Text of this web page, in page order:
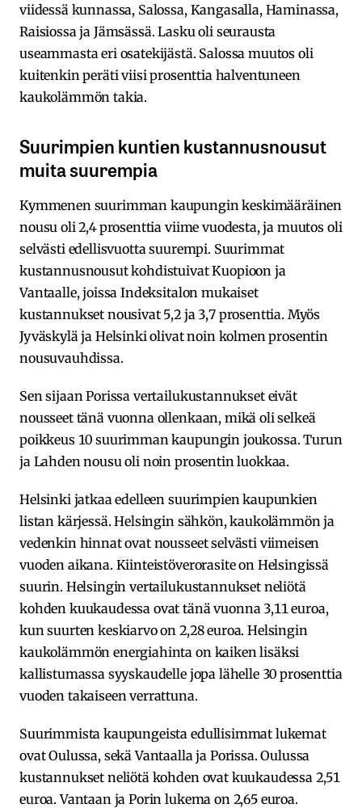
viidessä kunnassa, Salossa, Kangasalla, Haminassa,
Raisiossa ja Jämsässä. Lasku oli seurausta
useammasta eri osatekijästä. Salossa muutos oli
kuitenkin peräti viisi prosenttia halventuneen
kaukolämmön takia.
Suurimpien kuntien kustannusnousut
muita suurempia
Kymmenen suurimman kaupungin keskimääräinen
nousu oli 2,4 prosenttia viime vuodesta, ja muutos oli
selvästi edellisvuotta suurempi. Suurimmat
kustannusnousut kohdistuivat Kuopioon ja
Vantaalle, joissa Indeksitalon mukaiset
kustannukset nousivat 5,2 ja 3,7 prosenttia. Myös
Jyväskylä ja Helsinki olivat noin kolmen prosentin
nousuvauhdissa.
Sen sijaan Porissa vertailukustannukset eivät
nousseet tänä vuonna ollenkaan, mikä oli selkeä
poikkeus 10 suurimman kaupungin joukossa. Turun
ja Lahden nousu oli noin prosentin luokkaa.
Helsinki jatkaa edelleen suurimpien kaupunkien
listan kärjessä. Helsingin sähkön, kaukolämmön ja
vedenkin hinnat ovat nousseet selvästi viimeisen
vuoden aikana. Kiinteistöverorasite on Helsingissä
suurin. Helsingin vertailukustannukset neliötä
kohden kuukaudessa ovat tänä vuonna 3,11 euroa,
kun suurten keskiarvo on 2,28 euroa. Helsingin
kaukolämmön energiahinta on kaiken lisäksi
kallistumassa syyskaudelle jopa lähelle 30 prosenttia
vuoden takaiseen verrattuna.
Suurimmista kaupungeista edullisimmat lukemat
ovat Oulussa, sekä Vantaalla ja Porissa. Oulussa
kustannukset neliötä kohden ovat kuukaudessa 2,51
euroa. Vantaan ja Porin lukema on 2,65 euroa.